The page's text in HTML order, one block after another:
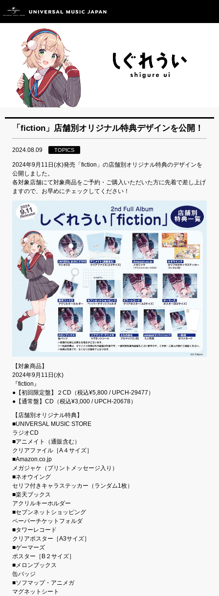
「fiction」店舗別オリジナル特典デザインを公開！
2024.08.09 TOPICS
2024年9月11日(水)発売「fiction」の店舗別オリジナル特典のデザインを
公開しました。
各対象店舗にて対象商品をご予約・ご購入いただいた方に先着で差し上げ
ますので、お早めにチェックしてください！
【対象商品】
2024年9月11日(水)
『fiction』
●【初回限定盤】２CD（税込¥5,800 / UPCH-29477）
●【通常盤】CD（税込¥3,000 / UPCH-20678）
【店舗別オリジナル特典】
■UNIVERSAL MUSIC STORE
ラジオCD
■アニメイト（通販含む）
クリアファイル［A４サイズ］
■Amazon.co.jp
メガジャケ（プリントメッセージ入り）
■ネオウイング
セリフ付きキャラステッカー（ランダム1枚）
■楽天ブックス
アクリルキーホルダー
■セブンネットショッピング
ペーパーチケットフォルダ
■タワーレコード
クリアポスター［A3サイズ］
■ゲーマーズ
ポスター［B２サイズ］
■メロンブックス
缶バッジ
■ソフマップ・アニメガ
マグネットシート